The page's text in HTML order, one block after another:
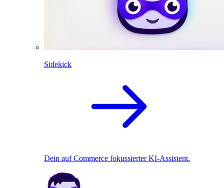
Sidekick
Dein auf Commerce fokussierter KI-Assistent.